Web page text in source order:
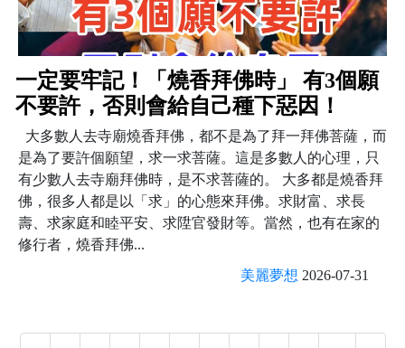
一定要牢記！「燒香拜佛時」 有3個願
不要許，否則會給自己種下惡因！
大多數人去寺廟燒香拜佛，都不是為了拜一拜佛菩薩，而
是為了要許個願望，求一求菩薩。這是多數人的心理，只
有少數人去寺廟拜佛時，是不求菩薩的。 大多都是燒香拜
佛，很多人都是以「求」的心態來拜佛。求財富、求長
壽、求家庭和睦平安、求陞官發財等。當然，也有在家的
修行者，燒香拜佛...
美麗夢想 2026-07-31